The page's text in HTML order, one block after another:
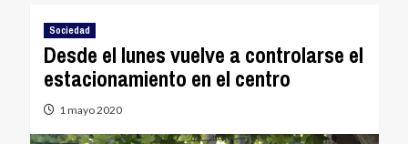
Sociedad
Desde el lunes vuelve a controlarse el
estacionamiento en el centro
1 mayo 2020